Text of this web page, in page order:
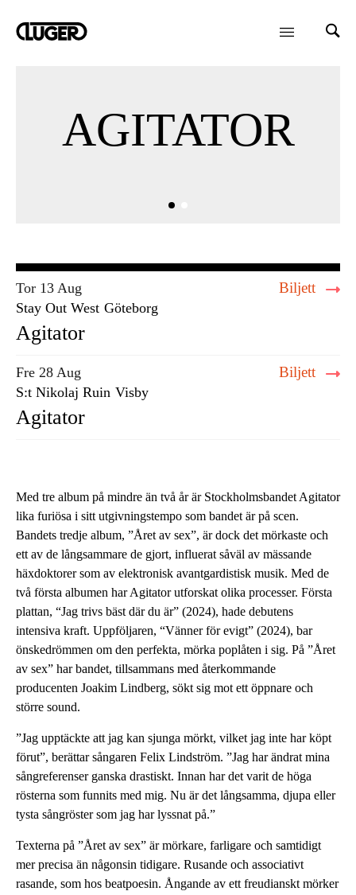
AGITATOR
Tor 13 Aug
Stay Out West Göteborg
Biljett
Agitator
Fre 28 Aug
S:t Nikolaj Ruin Visby
Biljett
Agitator
Med tre album på mindre än två år är Stockholmsbandet Agitator
lika furiösa i sitt utgivningstempo som bandet är på scen.
Bandets tredje album, ”Året av sex”, är dock det mörkaste och
ett av de långsammare de gjort, influerat såväl av mässande
häxdoktorer som av elektronisk avantgardistisk musik. Med de
två första albumen har Agitator utforskat olika processer. Första
plattan, “Jag trivs bäst där du är” (2024), hade debutens
intensiva kraft. Uppföljaren, “Vänner för evigt” (2024), bar
önskedrömmen om den perfekta, mörka poplåten i sig. På ”Året
av sex” har bandet, tillsammans med återkommande
producenten Joakim Lindberg, sökt sig mot ett öppnare och
större sound.
”Jag upptäckte att jag kan sjunga mörkt, vilket jag inte har köpt
förut”, berättar sångaren Felix Lindström. ”Jag har ändrat mina
sångreferenser ganska drastiskt. Innan har det varit de höga
rösterna som funnits med mig. Nu är det långsamma, djupa eller
tysta sångröster som jag har lyssnat på.”
Texterna på ”Året av sex” är mörkare, farligare och samtidigt
mer precisa än någonsin tidigare. Rusande och associativt
rasande, som hos beatpoesin. Ångande av ett freudianskt mörker